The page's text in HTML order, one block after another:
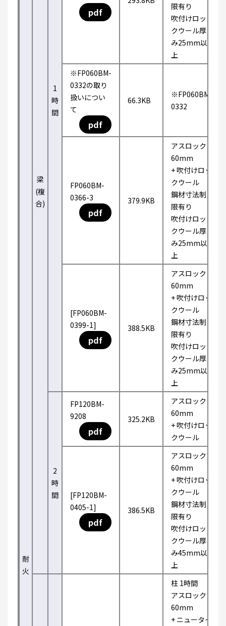
耐
火
梁
(複
合)
1
時
間
pdf
限有り
吹付けロッ
クウール厚
み25mm以
上
※FP060BM-
0332の取り
扱いについ
て
pdf
66.3KB
※FP060BM-
0332
FP060BM-
0366-3
pdf
379.9KB
アスロック
60mm
+ 吹付けロッ
クウール
鋼材寸法制
限有り
吹付けロッ
クウール厚
み25mm以
上
[FP060BM-
0399-1]
pdf
388.5KB
アスロック
60mm
+ 吹付けロッ
クウール
鋼材寸法制
限有り
吹付けロッ
クウール厚
み25mm以
上
2
時
間
FP120BM-
9208
pdf
325.2KB
アスロック
60mm
+ 吹付けロッ
クウール
[FP120BM-
0405-1]
pdf
386.5KB
アスロック
60mm
+ 吹付けロッ
クウール
鋼材寸法制
限有り
吹付けロッ
クウール厚
み45mm以
上
柱 1時間
アスロック
60mm
+ ニュータイ